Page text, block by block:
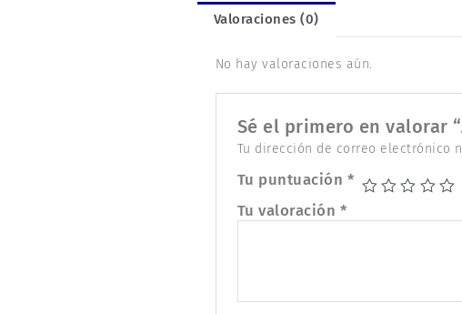
Valoraciones (0)
No hay valoraciones aún.
Sé el primero en valorar
Tu dirección de correo electrónico
Tu puntuación *
Tu valoración *